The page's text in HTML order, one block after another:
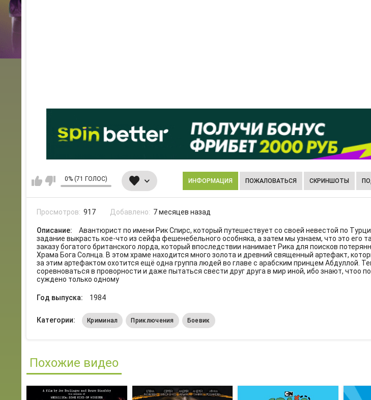
0% (71 ГОЛОС) ИНФОРМАЦИЯ ПОЖАЛОВАТЬСЯ СКРИНШОТЫ
Просмотров: 917 Добавлено: 7 месяцев назад
Описание:
Авантюрист по имени Рик Спирс, который путешествует со своей невестой по
задание выкрасть кое-что из сейфа фешенебельного особняка, а затем мы узнаем, что это его
заказу богатого британского лорда, который впоследствии нанимает Рика для поисков
Храма Бога Солнца. В этом храме находится много золота и древний священный артефакт,
за этим артефактом охотится ещё одна группа людей во главе с арабским принцем Абдуллой.
соревноваться в проворности и даже пытаться свести друг друга в мир иной, ибо знают, чтоо
суждено только одному
Год выпуска: 1984
Категории: Криминал Приключения Боевик
Похожие видео